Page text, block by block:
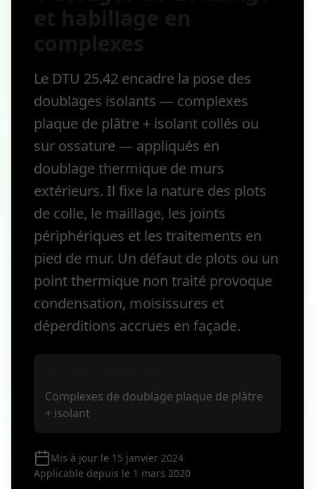
Le DTU 25.42 encadre la pose des
doublages isolants — complexes
plaque de plâtre + isolant collés ou
sur ossature — appliqués en
doublage thermique de murs
extérieurs. Il fixe la nature des plots
de colle, le maillage, les joints
périphériques et les traitements en
pied de mur. Un défaut de plots ou un
point thermique non traité provoque
condensation, moisissures et
déperditions accrues en façade.
Complexes de doublage plaque de plâtre
+ isolant
Mis à jour le 15 janvier 2024
Applicable depuis le 1 mars 2020